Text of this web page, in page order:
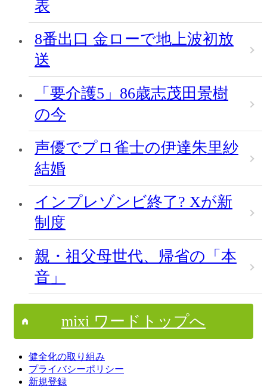
表
8番出口 金ローで地上波初放
送
「要介護5」86歳志茂田景樹
の今
声優でプロ雀士の伊達朱里紗
結婚
インプレゾンビ終了? Xが新
制度
親・祖父母世代、帰省の「本
音」
mixi ワードトップへ
健全化の取り組み
プライバシーポリシー
新規登録